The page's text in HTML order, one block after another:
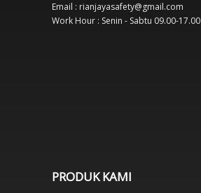
Email : rianjayasafety@gmail.com
Work Hour : Senin - Sabtu 09.00-17.00
PRODUK KAMI